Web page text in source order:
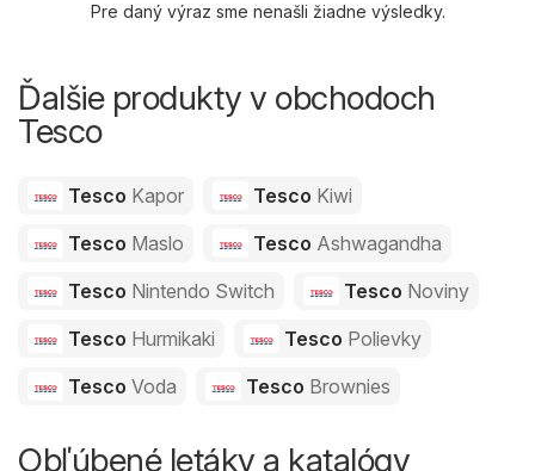
Pre daný výraz sme nenašli žiadne výsledky.
Ďalšie produkty v obchodoch
Tesco
Tesco Kapor Tesco Kiwi
Tesco Maslo Tesco Ashwagandha
Tesco Nintendo Switch Tesco Noviny
Tesco Hurmikaki Tesco Polievky
Tesco Voda Tesco Brownies
Obľúbené letáky a katalógy